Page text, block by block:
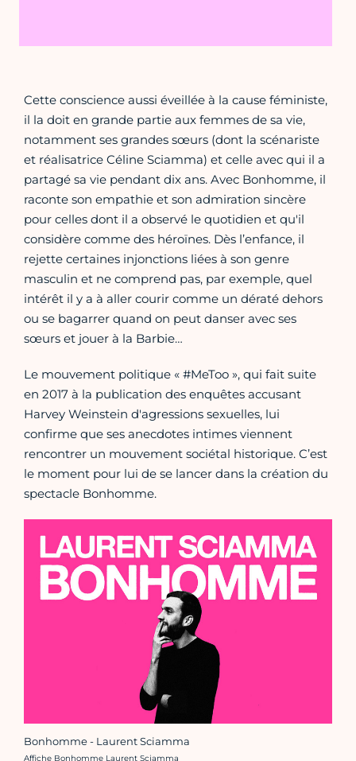
Cette conscience aussi éveillée à la cause féministe,
il la doit en grande partie aux femmes de sa vie,
notamment ses grandes sœurs (dont la scénariste
et réalisatrice Céline Sciamma) et celle avec qui il a
partagé sa vie pendant dix ans. Avec Bonhomme, il
raconte son empathie et son admiration sincère
pour celles dont il a observé le quotidien et qu'il
considère comme des héroïnes. Dès l’enfance, il
rejette certaines injonctions liées à son genre
masculin et ne comprend pas, par exemple, quel
intérêt il y a à aller courir comme un dératé dehors
ou se bagarrer quand on peut danser avec ses
sœurs et jouer à la Barbie…
Le mouvement politique « #MeToo », qui fait suite
en 2017 à la publication des enquêtes accusant
Harvey Weinstein d'agressions sexuelles, lui
confirme que ses anecdotes intimes viennent
rencontrer un mouvement sociétal historique. C’est
le moment pour lui de se lancer dans la création du
spectacle Bonhomme.
Bonhomme - Laurent Sciamma
Crédit photo :
Affiche Bonhomme Laurent Sciamma